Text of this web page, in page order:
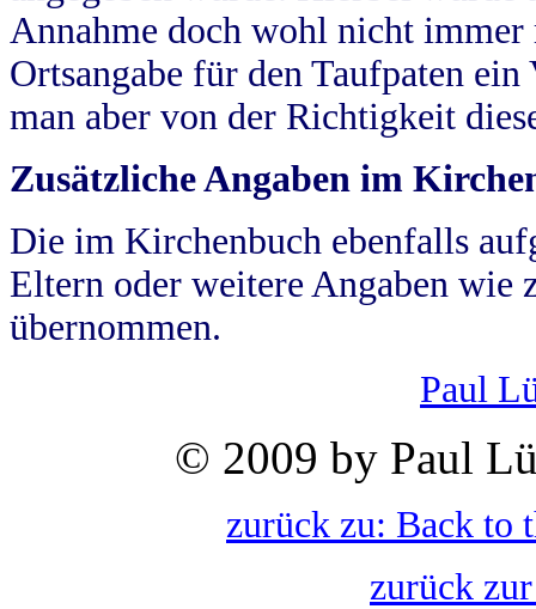
Annahme doch wohl nicht
Ortsangabe für den Taufpaten
man aber von der Richtigkeit
Zusätzliche Angaben im
Die im Kirchenbuch ebenfalls
Eltern oder weitere Angaben wie
übernommen.
Paul
© 2009 by Paul
zurück zu: Back to
zurück